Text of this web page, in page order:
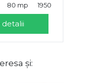
80 mp 1950
și: